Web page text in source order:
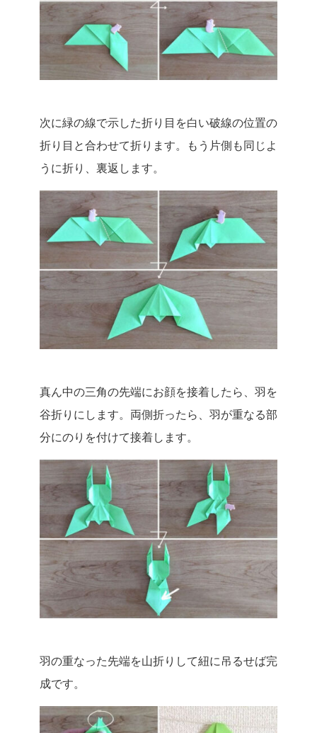
次に緑の線で示した折り目を白い破線の位置の
折り目と合わせて折ります。もう片側も同じよ
うに折り、裏返します。
真ん中の三角の先端にお顔を接着したら、羽を
谷折りにします。両側折ったら、羽が重なる部
分にのりを付けて接着します。
羽の重なった先端を山折りして紐に吊るせば完
成です。